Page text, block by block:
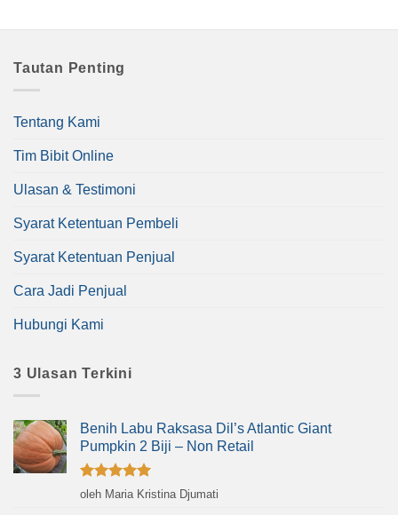
Tautan Penting
Tentang Kami
Tim Bibit Online
Ulasan & Testimoni
Syarat Ketentuan Pembeli
Syarat Ketentuan Penjual
Cara Jadi Penjual
Hubungi Kami
3 Ulasan Terkini
Benih Labu Raksasa Dil’s Atlantic Giant
Pumpkin 2 Biji – Non Retail
Dinilai5
oleh Maria Kristina Djumati